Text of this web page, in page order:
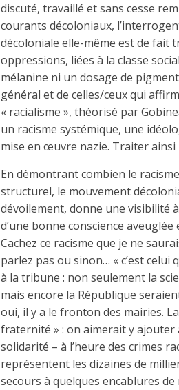
discuté, travaillé et sans cesse
courants décoloniaux,
décoloniale elle-même est de fait
oppressions, liées à la classe
mélanine ni un dosage de
général et de celles/ceux qui
« racialisme », théorisé par
un racisme systémique, une
mise en œuvre nazie. Traiter
En démontrant combien le
structurel, le mouvement
dévoilement, donne une visibilité
d’une bonne conscience
Cachez ce racisme que je ne
parlez pas ou sinon… « c’est celui
à la tribune : non seulement la
mais encore la République
oui, il y a le fronton des mairies.
fraternité » : on aimerait y
solidarité – à l’heure des crimes
représentent les dizaines de
secours à quelques encablures de